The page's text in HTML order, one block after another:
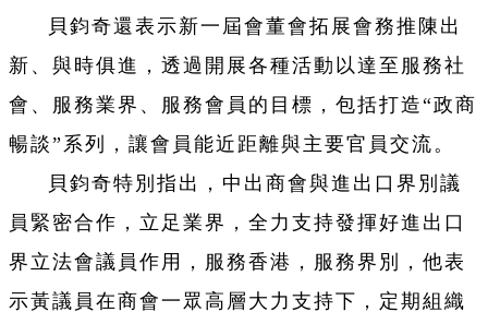
貝鈞奇還表示新一屆會董會拓展會務推陳出
新、與時俱進，透過開展各種活動以達至服務社
會、服務業界、服務會員的目標，包括打造“政商
暢談”系列，讓會員能近距離與主要官員交流。
貝鈞奇特別指出，中出商會與進出口界別議
員緊密合作，立足業界，全力支持發揮好進出口
界立法會議員作用，服務香港，服務界別，他表
示黃議員在商會一眾高層大力支持下，定期組織